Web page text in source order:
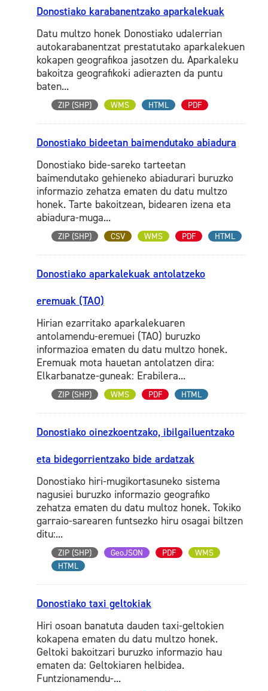
Donostiako karabanentzako aparkalekuak
Datu multzo honek Donostiako udalerrian
autokarabanentzat prestatutako aparkalekuen
kokapen geografikoa jasotzen du. Aparkaleku
bakoitza geografikoki adierazten da puntu
baten...
ZIP (SHP) WMS HTML PDF
Donostiako bideetan baimendutako abiadura
Donostiako bide-sareko tarteetan
baimendutako gehieneko abiadurari buruzko
informazio zehatza ematen du datu multzo
honek. Tarte bakoitzean, bidearen izena eta
abiadura-muga...
ZIP (SHP) CSV WMS PDF HTML
Donostiako aparkalekuak antolatzeko
eremuak (TAO)
Hirian ezarritako aparkalekuaren
antolamendu-eremuei (TAO) buruzko
informazioa ematen du datu multzo honek.
Eremuak mota hauetan antolatzen dira:
Elkarbanatze-guneak: Erabilera...
ZIP (SHP) WMS PDF HTML
Donostiako oinezkoentzako, ibilgailuentzako
eta bidegorrientzako bide ardatzak
Donostiako hiri-mugikortasuneko sistema
nagusiei buruzko informazio geografiko
zehatza ematen du datu multoz honek. Tokiko
garraio-sarearen funtsezko hiru osagai biltzen
ditu:...
ZIP (SHP) GeoJSON PDF
WMS
HTML
Donostiako taxi geltokiak
Hiri osoan banatuta dauden taxi-geltokien
kokapena ematen du datu multzo honek.
Geltoki bakoitzari buruzko informazio hau
ematen da: Geltokiaren helbidea.
Funtzionamendu-...